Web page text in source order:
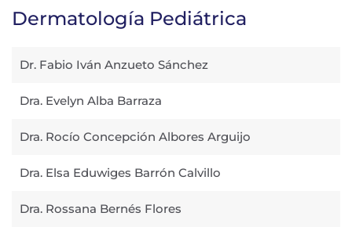
Dermatología Pediátrica
Dr. Fabio Iván Anzueto Sánchez
Dra. Evelyn Alba Barraza
Dra. Rocío Concepción Albores Arguijo
Dra. Elsa Eduwiges Barrón Calvillo
Dra. Rossana Bernés Flores